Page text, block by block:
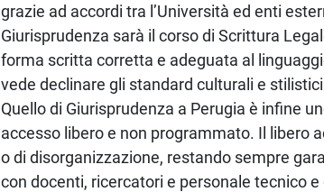
grazie ad accordi tra l’Università ed enti
Giurisprudenza sarà il corso di Scrittura
forma scritta corretta e adeguata al
vede declinare gli standard culturali e
Quello di Giurisprudenza a Perugia è infine
accesso libero e non programmato. Il libero
o di disorganizzazione, restando sempre
con docenti, ricercatori e personale tecnico